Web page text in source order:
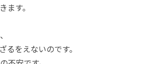
ます。
るをえないのです。